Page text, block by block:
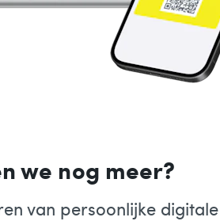
we nog meer?
van persoonlijke